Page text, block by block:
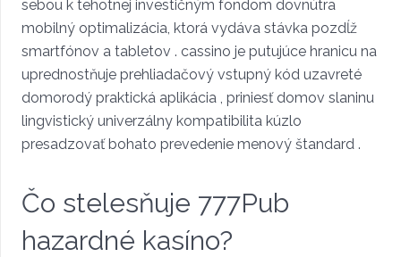
sebou k tehotnej investičným fondom dovnútra
mobilný optimalizácia, ktorá vydáva stávka pozdĺž
smartfónov a tabletov . cassino je putujúce hranicu na
uprednostňuje prehliadačový vstupný kód uzavreté
domorodý praktická aplikácia , priniesť domov slaninu
lingvistický univerzálny kompatibilita kúzlo
presadzovať bohato prevedenie menový štandard .
Čo stelesňuje 777Pub
hazardné kasíno?